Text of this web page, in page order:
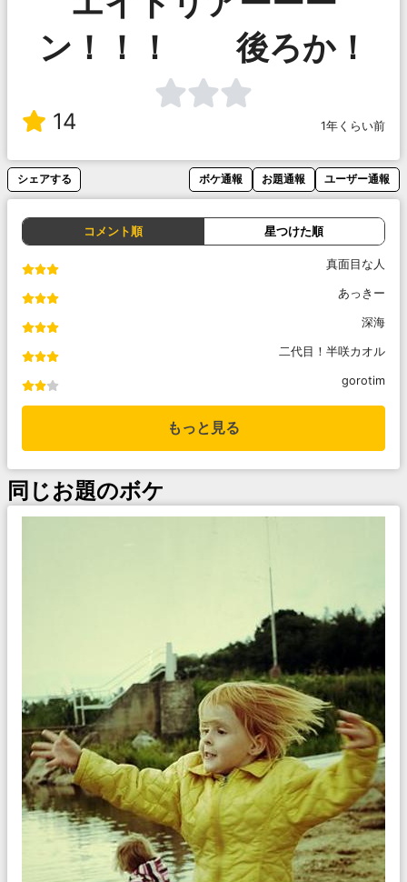
ン！！！ 後ろか！
14 1年くらい前
シェアする ボケ通報 お題通報 ユーザー通報
コメント順 星つけた順
真面目な人
あっきー
深海
二代目！半咲カオル
gorotim
もっと見る
同じお題のボケ